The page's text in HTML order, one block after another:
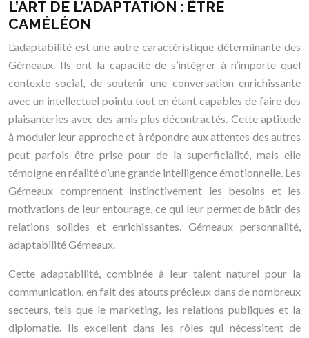
L’ART DE L’ADAPTATION : ÊTRE
CAMÉLÉON
L’adaptabilité est une autre caractéristique déterminante des
Gémeaux. Ils ont la capacité de s’intégrer à n’importe quel
contexte social, de soutenir une conversation enrichissante
avec un intellectuel pointu tout en étant capables de faire des
plaisanteries avec des amis plus décontractés. Cette aptitude
à moduler leur approche et à répondre aux attentes des autres
peut parfois être prise pour de la superficialité, mais elle
témoigne en réalité d’une grande intelligence émotionnelle. Les
Gémeaux comprennent instinctivement les besoins et les
motivations de leur entourage, ce qui leur permet de bâtir des
relations solides et enrichissantes. Gémeaux personnalité,
adaptabilité Gémeaux.
Cette adaptabilité, combinée à leur talent naturel pour la
communication, en fait des atouts précieux dans de nombreux
secteurs, tels que le marketing, les relations publiques et la
diplomatie. Ils excellent dans les rôles qui nécessitent de